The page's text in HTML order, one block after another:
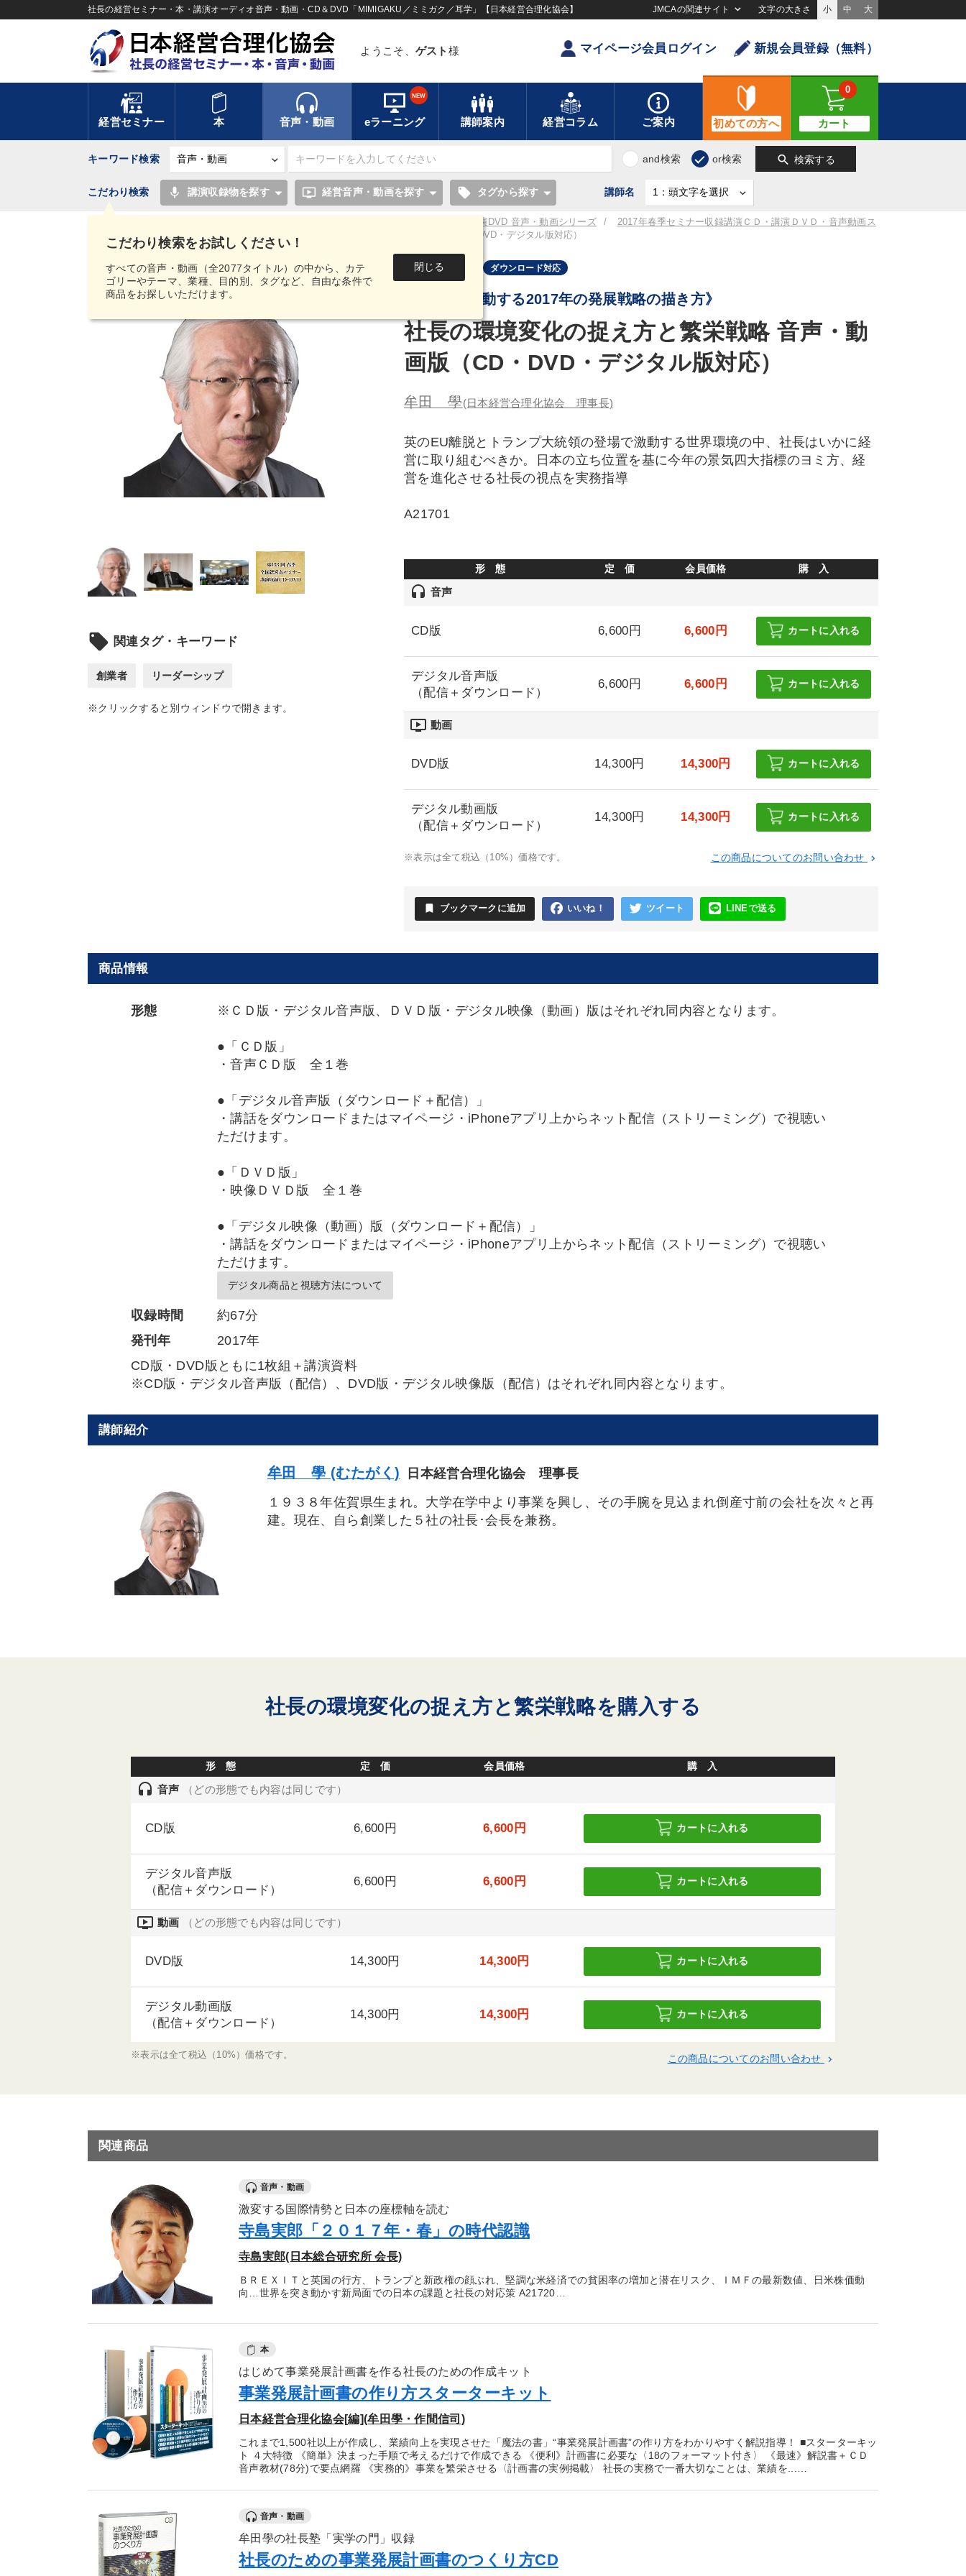
社長の経営セミナー・本・講演オーディオ音声・動画・CD＆DVD「MIMIGAKU／ミミガク／耳学」【日本経営合理化協会】 JMCAの関連サイト 文字の大きさ 小 中 大
ようこそ、 ゲスト 様 マイページ会員ログイン 新規会員登録（無料）
経営セミナー 本 音声・動画 eラーニング
NEW
講師案内 経営コラム ご案内 初めての方へ カート
0
キーワード検索 and検索 or検索 search 検索する
こだわり検索をお試しください！
すべての音声・動画（全2077タイトル）の中から、カテ
ゴリーやテーマ、業種、目的別、タグなど、自由な条件で
商品をお探しいただけます。
閉じる
こだわり検索 mic 講演収録物を探す ondemand_video 経営音声・動画を探す local_offer タグから探す 講師名
【MIMIGAKU／ミミガク／耳学】全国経営者セミナー講演CD・講演DVD 音声・動画シリーズ
2017年春季セミナー収録講演ＣＤ・講演ＤＶＤ・音声動画ス
トリーミング／ダウンロード
社長の環境変化の捉え方と繁栄戦略 音声・動画版（CD・DVD・デジタル版対応）
local_offer 関連タグ・キーワード
創業者 リーダーシップ
※クリックすると別ウィンドウで開きます。
音声・動画 ダウンロード対応
牟田 學《激動する2017年の発展戦略の描き方》
社長の環境変化の捉え方と繁栄戦略 音声・動
画版（CD・DVD・デジタル版対応）
牟田 學(日本経営合理化協会 理事長)
英のEU離脱とトランプ大統領の登場で激動する世界環境の中、社長はいかに経
営に取り組むべきか。日本の立ち位置を基に今年の景気四大指標のヨミ方、経
営を進化させる社長の視点を実務指導
A21701
形 態 定 価 会員価格 購 入
headset 音声
CD版 6,600円 6,600円 カートに入れる
デジタル音声版
（配信＋ダウンロード）
6,600円 6,600円 カートに入れる
ondemand_video 動画
DVD版 14,300円 14,300円 カートに入れる
デジタル動画版
（配信＋ダウンロード）
14,300円 14,300円 カートに入れる
※表示は全て税込（10%）価格です。 この商品についてのお問い合わせ keyboard_arrow_right
bookmark ブックマークに追加 いいね！ ツイート LINEで送る
商品情報
形態 ※ＣＤ版・デジタル音声版、ＤＶＤ版・デジタル映像（動画）版はそれぞれ同内容となります。
●「ＣＤ版」
・音声ＣＤ版 全１巻
●「デジタル音声版（ダウンロード＋配信）」
・講話をダウンロードまたはマイページ・iPhoneアプリ上からネット配信（ストリーミング）で視聴い
ただけます。
●「ＤＶＤ版」
・映像ＤＶＤ版 全１巻
●「デジタル映像（動画）版（ダウンロード＋配信）」
・講話をダウンロードまたはマイページ・iPhoneアプリ上からネット配信（ストリーミング）で視聴い
ただけます。
デジタル商品と視聴方法について
収録時間
約67分
発刊年
2017年
CD版・DVD版ともに1枚組＋講演資料
※CD版・デジタル音声版（配信）、DVD版・デジタル映像版（配信）はそれぞれ同内容となります。
講師紹介
牟田 學 (むたがく)
日本経営合理化協会 理事長
１９３８年佐賀県生まれ。大学在学中より事業を興し、その手腕を見込まれ倒産寸前の会社を次々と再
建。現在、自ら創業した５社の社長･会長を兼務。
社長の環境変化の捉え方と繁栄戦略を購入する
形 態 定 価 会員価格 購 入
headset 音声 （どの形態でも内容は同じです）
CD版 6,600円 6,600円 カートに入れる
デジタル音声版
（配信＋ダウンロード）
6,600円 6,600円 カートに入れる
ondemand_video 動画 （どの形態でも内容は同じです）
DVD版 14,300円 14,300円 カートに入れる
デジタル動画版
（配信＋ダウンロード）
14,300円 14,300円 カートに入れる
※表示は全て税込（10%）価格です。 この商品についてのお問い合わせ keyboard_arrow_right
関連商品
音声・動画
激変する国際情勢と日本の座標軸を読む
寺島実郎「２０１７年・春」の時代認識
寺島実郎(日本総合研究所 会長)
ＢＲＥＸＩＴと英国の行方、トランプと新政権の顔ぶれ、堅調な米経済での貧困率の増加と潜在リスク、ＩＭＦの最新数値、日米株価動
向…世界を突き動かす新局面での日本の課題と社長の対応策 A21720…
本
はじめて事業発展計画書を作る社長のための作成キット
事業発展計画書の作り方スターターキット
日本経営合理化協会[編](牟田學・作間信司)
これまで1,500社以上が作成し、業績向上を実現させた「魔法の書」“事業発展計画書”の作り方をわかりやすく解説指導！ ■スターターキッ
ト ４大特徴 《簡単》決まった手順で考えるだけで作成できる 《便利》計画書に必要な〈18のフォーマット付き〉 《最速》解説書＋ＣＤ
音声教材(78分)で要点網羅 《実務的》事業を繁栄させる〈計画書の実例掲載〉 社長の実務で一番大切なことは、業績を...…
音声・動画
牟田學の社長塾「実学の門」収録
社長のための事業発展計画書のつくり方CD